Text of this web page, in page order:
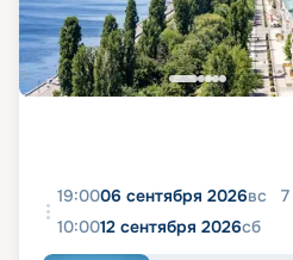
19:0006 сентября 2026вс 7
10:0012 сентября 2026сб